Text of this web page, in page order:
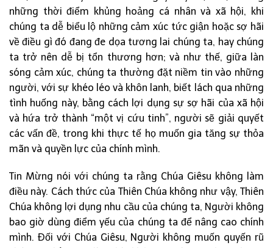
những thời điểm khủng hoảng cá nhân và xã hội, khi
chúng ta dễ biểu lộ những cảm xúc tức giận hoặc sợ hãi
về điều gì đó đang đe dọa tương lai chúng ta, hay chúng
ta trở nên dễ bị tổn thương hơn; và như thế, giữa làn
sóng cảm xúc, chúng ta thường đặt niềm tin vào những
người, với sự khéo léo và khôn lanh, biết lách qua những
tình huống này, bằng cách lợi dụng sự sợ hãi của xã hội
và hứa trở thành “một vị cứu tinh”, người sẽ giải quyết
các vấn đề, trong khi thực tế họ muốn gia tăng sự thỏa
mãn và quyền lực của chính mình.
Tin Mừng nói với chúng ta rằng Chúa Giêsu không làm
điều này. Cách thức của Thiên Chúa không như vậy, Thiên
Chúa không lợi dụng nhu cầu của chúng ta, Người không
bao giờ dùng điểm yếu của chúng ta để nâng cao chính
mình. Đối với Chúa Giêsu, Người không muốn quyến rũ